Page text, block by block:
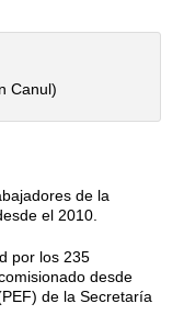
Canul)
de la
el 2010.
por los 235
des­de
de la Secre­taría